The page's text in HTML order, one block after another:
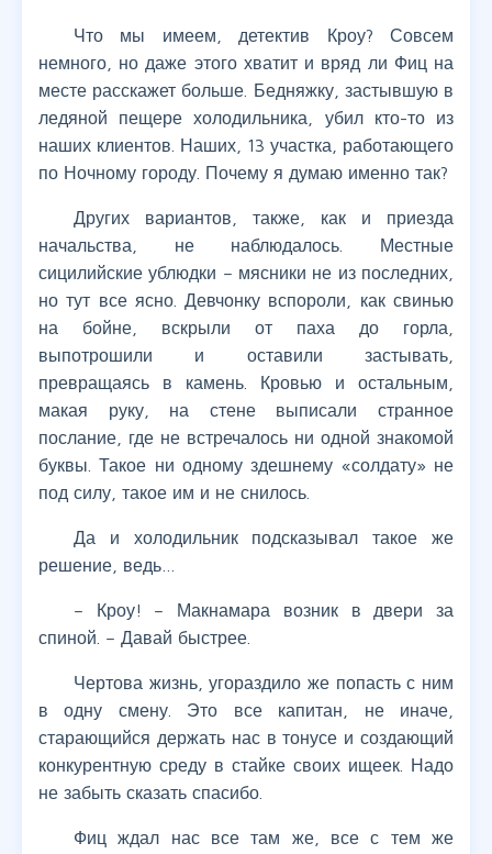
Что мы имеем, детектив Кроу? Совсем
немного, но даже этого хватит и вряд ли Фиц на
месте расскажет больше. Бедняжку, застывшую в
ледяной пещере холодильника, убил кто-то из
наших клиентов. Наших, 13 участка, работающего
по Ночному городу. Почему я думаю именно так?
Других вариантов, также, как и приезда
начальства, не наблюдалось. Местные
сицилийские ублюдки – мясники не из последних,
но тут все ясно. Девчонку вспороли, как свинью
на бойне, вскрыли от паха до горла,
выпотрошили и оставили застывать,
превращаясь в камень. Кровью и остальным,
макая руку, на стене выписали странное
послание, где не встречалось ни одной знакомой
буквы. Такое ни одному здешнему «солдату» не
под силу, такое им и не снилось.
Да и холодильник подсказывал такое же
решение, ведь…
– Кроу! – Макнамара возник в двери за
спиной. – Давай быстрее.
Чертова жизнь, угораздило же попасть с ним
в одну смену. Это все капитан, не иначе,
старающийся держать нас в тонусе и создающий
конкурентную среду в стайке своих ищеек. Надо
не забыть сказать спасибо.
Фиц ждал нас все там же, все с тем же